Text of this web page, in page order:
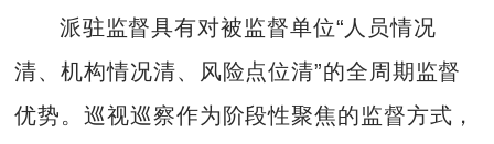
派驻监督具有对被监督单位“人员情况
清、机构情况清、风险点位清”的全周期监督
优势。巡视巡察作为阶段性聚焦的监督方式，